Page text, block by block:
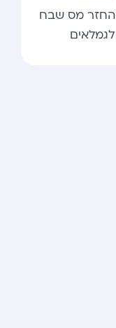
החזר מס שבח
לגמלאים